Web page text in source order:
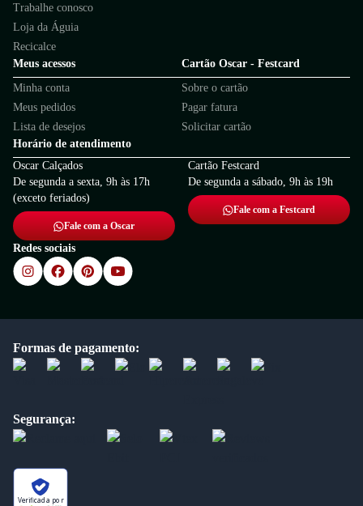
Trabalhe conosco
Loja da Águia
Recicalce
Meus acessos
Minha conta
Meus pedidos
Lista de desejos
Cartão Oscar - Festcard
Sobre o cartão
Pagar fatura
Solicitar cartão
Horário de atendimento
Oscar Calçados
De segunda a sexta, 9h às 17h
(exceto feriados)
Fale com a Oscar
Cartão Festcard
De segunda a sábado, 9h às 19h
Fale com a Festcard
Redes sociais
Formas de pagamento:
Segurança:
Verificada por